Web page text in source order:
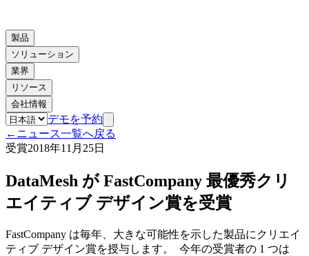
製品
ソリューション
業界
リソース
会社情報
デモを予約
← ニュース一覧へ戻る
受賞2018年11月25日
DataMesh が FastCompany 最優秀クリ
エイティブ デザイン賞を受賞
FastCompany は毎年、大きな可能性を示した製品にクリエイ
ティブ デザイン賞を授与します。 今年の受賞者の 1 つは